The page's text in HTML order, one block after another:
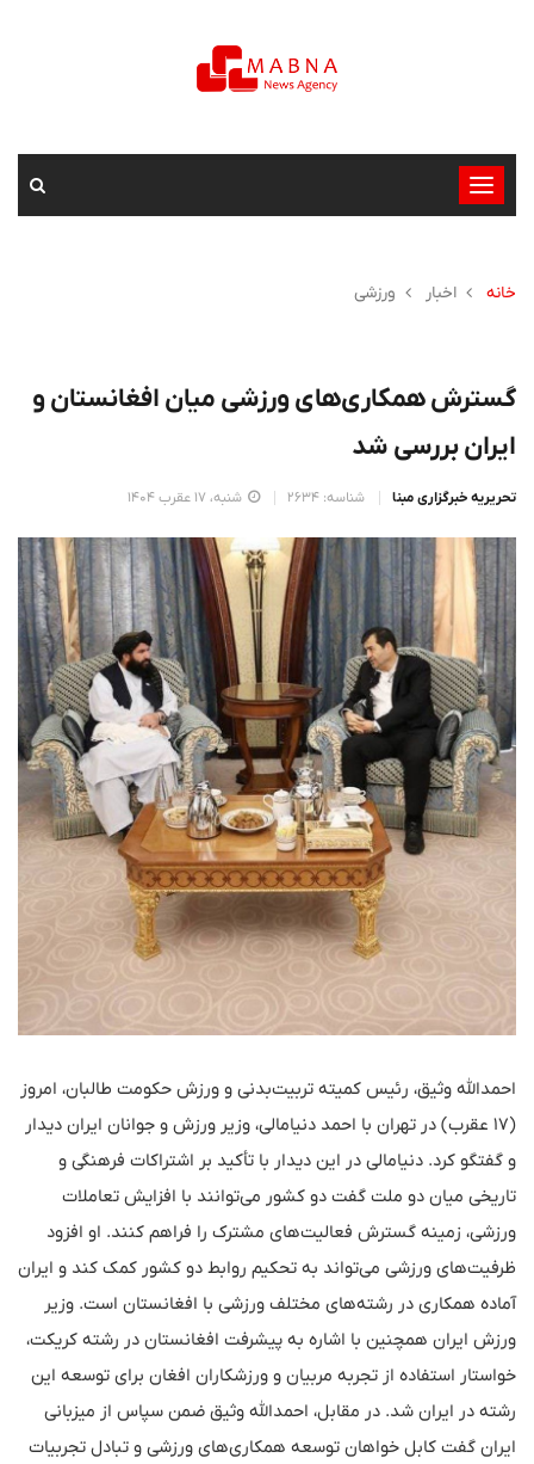
تغییر
وضعیت
خانه
اخبار ورزشی
گسترش همکاری‌های ورزشی میان افغانستان و
ایران بررسی شد
تحریریه خبرگزاری مبنا شناسه: 2634 شنبه، 17 عقرب 1404
احمدالله وثیق، رئیس کمیته تربیت‌بدنی و ورزش حکومت طالبان، امروز
(۱۷ عقرب) در تهران با احمد دنیامالی، وزیر ورزش و جوانان ایران دیدار
و گفتگو کرد. دنیامالی در این دیدار با تأکید بر اشتراکات فرهنگی و
تاریخی میان دو ملت گفت دو کشور می‌توانند با افزایش تعاملات
ورزشی، زمینه گسترش فعالیت‌های مشترک را فراهم کنند. او افزود
ظرفیت‌های ورزشی می‌تواند به تحکیم روابط دو کشور کمک کند و ایران
آماده همکاری در رشته‌های مختلف ورزشی با افغانستان است. وزیر
ورزش ایران همچنین با اشاره به پیشرفت افغانستان در رشته کریکت،
خواستار استفاده از تجربه مربیان و ورزشکاران افغان برای توسعه این
رشته در ایران شد. در مقابل، احمدالله وثیق ضمن سپاس از میزبانی
ایران گفت کابل خواهان توسعه همکاری‌های ورزشی و تبادل تجربیات